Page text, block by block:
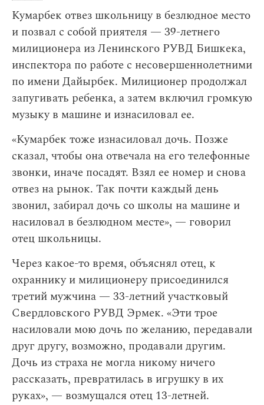
Кумарбек отвез школьницу в безлюдное место
и позвал с собой приятеля — 39-летнего
милиционера из Ленинского РУВД Бишкека,
инспектора по работе с несовершеннолетними
по имени Дайырбек. Милиционер продолжал
запугивать ребенка, а затем включил громкую
музыку в машине и изнасиловал ее.
«Кумарбек тоже изнасиловал дочь. Позже
сказал, чтобы она отвечала на его телефонные
звонки, иначе посадят. Взял ее номер и снова
отвез на рынок. Так почти каждый день
звонил, забирал дочь со школы на машине и
насиловал в безлюдном месте», — говорил
отец школьницы.
Через какое-то время, объяснял отец, к
охраннику и милиционеру присоединился
третий мужчина — 33-летний участковый
Свердловского РУВД Эрмек. «Эти трое
насиловали мою дочь по желанию, передавали
друг другу, возможно, продавали другим.
Дочь из страха не могла никому ничего
рассказать, превратилась в игрушку в их
руках», — возмущался отец 13-летней.